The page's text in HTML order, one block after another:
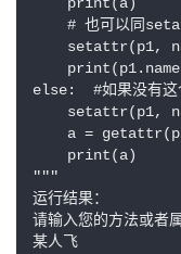
# 也可以同
setattr(p1,
else:  #如果没有这
setattr(p1,
a =
    print(a)
"""
运行结果：
请输入您的方法或者
某人飞